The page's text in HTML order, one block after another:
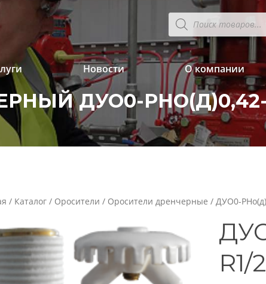
Поиск
товаров
Новости О компании
ДУО0-РНО(Д)0,42-
/ Каталог / Оросители / Оросители дренчерные / ДУО0-
R1/